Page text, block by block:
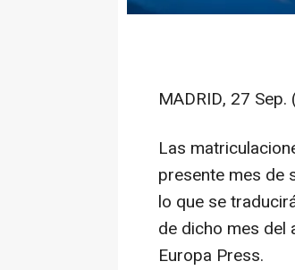
MADRID, 27 Sep.
Las
presente mes de
lo que se
de dicho mes del
Europa Press.